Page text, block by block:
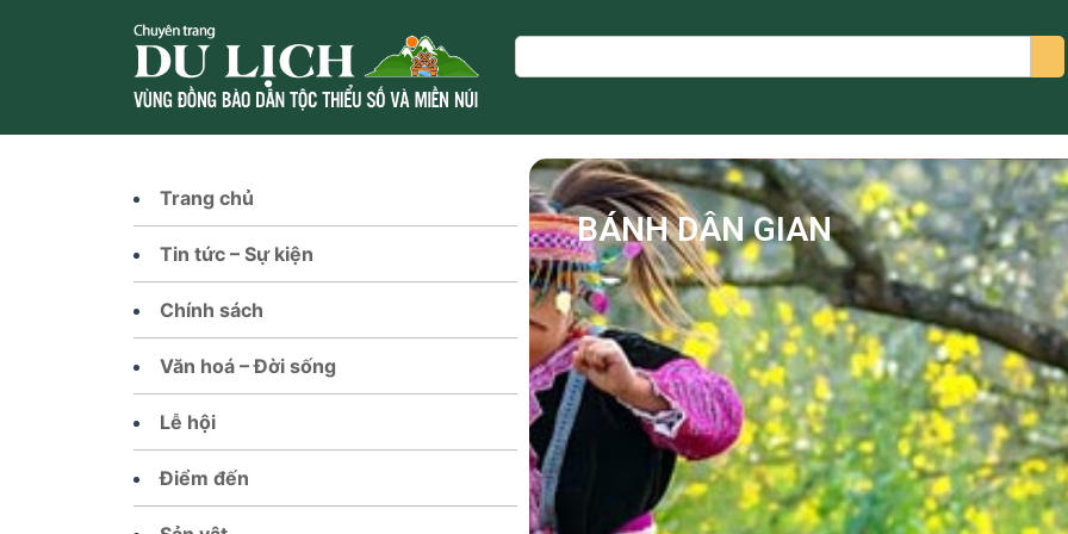
Search
Trang chủ
Tin tức – Sự kiện
Chính sách
Văn hoá – Đời sống
Lễ hội
Điểm đến
BÁNH DÂN GIAN